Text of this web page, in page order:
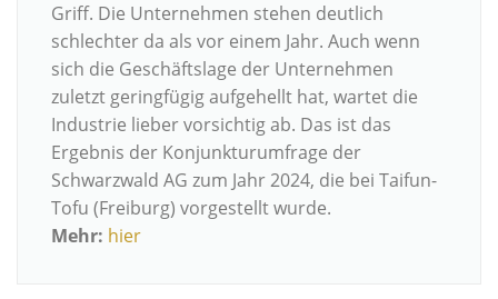
Griff. Die Unternehmen stehen deutlich
schlechter da als vor einem Jahr. Auch wenn
sich die Geschäftslage der Unternehmen
zuletzt geringfügig aufgehellt hat, wartet die
Industrie lieber vorsichtig ab. Das ist das
Ergebnis der Konjunkturumfrage der
Schwarzwald AG zum Jahr 2024, die bei Taifun-
Tofu (Freiburg) vorgestellt wurde.
Mehr: hier